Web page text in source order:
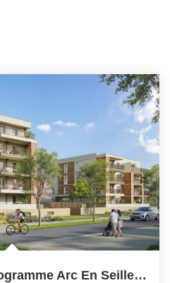
Appartement T3 - Programme Arc En Seille- Appartements...